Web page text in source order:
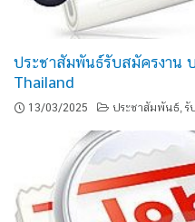
ประชาสัมพันธ์รับสมัครงาน
Thailand
13/03/2025 ประชาสัมพันธ์, รั